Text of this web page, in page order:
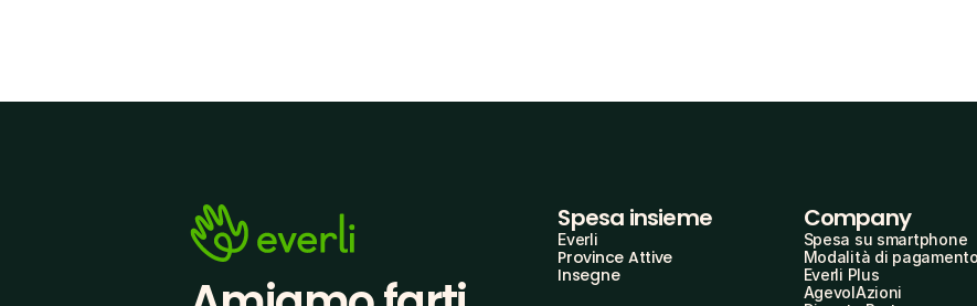
Spesa insieme
Everli
Province Attive
Insegne
Company
Spesa su smartphone
Modalità di pagamento
Everli Plus
AgevolAzioni